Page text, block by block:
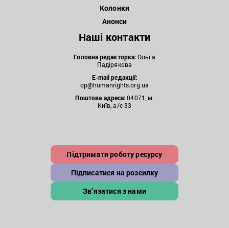
Колонки
Анонси
Наші контакти
Головна редакторка:Ольга
Падірякова
E-mail редакції:
op@humanrights.org.ua
Поштова адреса:04071, м.
Київ, а/с 33
Підтримати роботу ресурсу
Підписатися на розсилку
Зв’язатися з нами